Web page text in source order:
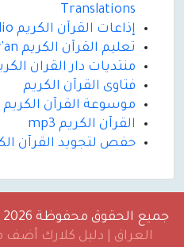
Translations
إذاعات القرآن الكريم Qur'an Online Radio
تعليم القرآن الكريم Learn the Qur'an
منتديات دار القران
فتاوى القرآن الكريم
موسوعة القرآن الكريم
القرآن الكريم mp3
حفص لتجويد القرآن
جميع الحقوق محفوظة 2026
العراق | دليل كلارك